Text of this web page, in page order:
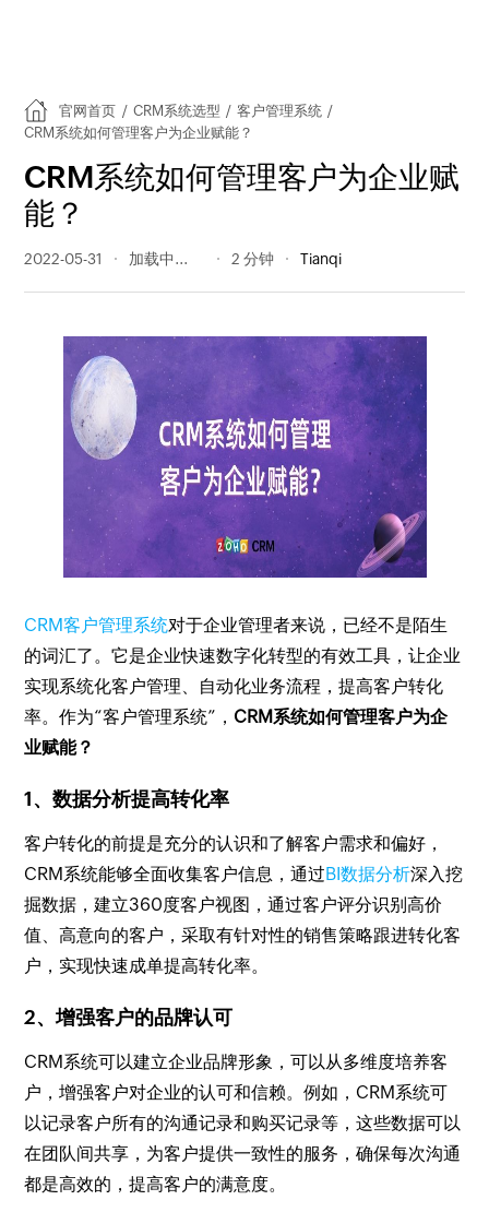
官网首页 / CRM系统选型 / 客户管理系统 /
CRM系统如何管理客户为企业赋能？
CRM系统如何管理客户为企业赋
能？
2022-05-31 449 阅读量 2 分钟 Tianqi
CRM客户管理系统对于企业管理者来说，已经不是陌生
的词汇了。它是企业快速数字化转型的有效工具，让企业
实现系统化客户管理、自动化业务流程，提高客户转化
率。作为“客户管理系统”， CRM系统如何管理客户为企
业赋能？
1、数据分析提高转化率
客户转化的前提是充分的认识和了解客户需求和偏好，
CRM系统能够全面收集客户信息，通过BI数据分析深入挖
掘数据，建立360度客户视图，通过客户评分识别高价
值、高意向的客户，采取有针对性的销售策略跟进转化客
户，实现快速成单提高转化率。
2、增强客户的品牌认可
CRM系统可以建立企业品牌形象，可以从多维度培养客
户，增强客户对企业的认可和信赖。例如，CRM系统可
以记录客户所有的沟通记录和购买记录等，这些数据可以
在团队间共享，为客户提供一致性的服务，确保每次沟通
都是高效的，提高客户的满意度。